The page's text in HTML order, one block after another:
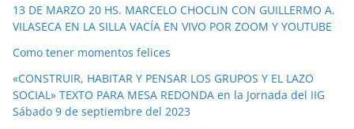
o
13 DE MARZO 20 HS. MARCELO CHOCLIN CON GUILLERMO A.
VILASECA EN LA SILLA VACÍA EN VIVO POR ZOOM Y YOUTUBE
Como tener momentos felices
«CONSTRUIR, HABITAR Y PENSAR LOS GRUPOS Y EL LAZO
SOCIAL» TEXTO PARA MESA REDONDA en la Jornada del IIG
Sábado 9 de septiembre del 2023